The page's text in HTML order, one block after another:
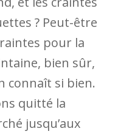
? Peut-être
pour la
bien sûr,
connaît si bien.
quitté la
jusqu’aux